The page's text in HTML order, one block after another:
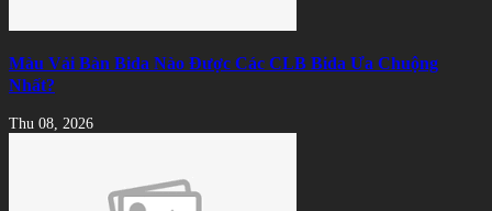
Màu Vải Bàn Bida Nào Được Các CLB Bida Ưa Chuộng
Nhất?
Thu 08, 2026